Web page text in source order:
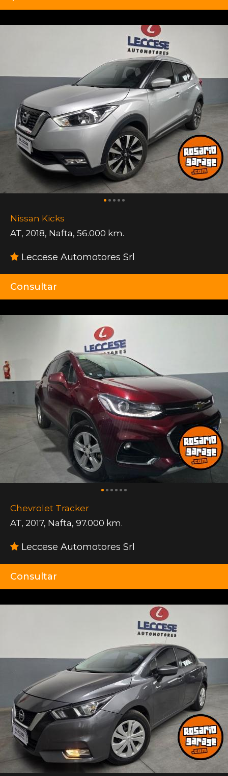
Nissan Kicks
AT, 2018, Nafta, 56.000 km.
Leccese Automotores Srl
Consultar
Chevrolet Tracker
AT, 2017, Nafta, 97.000 km.
Leccese Automotores Srl
Consultar